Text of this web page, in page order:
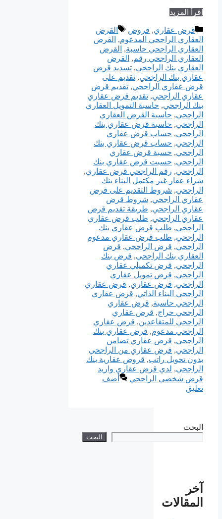
إقرأ المزيد
التصنيفات
قرض عقاري, قروض الوسوم
القرض
العقاري الراجحي المدعوم, القرض
العقاري الراجحي حاسبة, القرض
العقاري الراجحي رقم, القرض
العقاري بنك الراجحي, تسديد قرض
عقاري بنك الراجحي, تقديم على
قرض عقاري الراجحي, تقديم قرض
عقاري الراجحي, تقديم قرض عقاري
بنك الراجحي, حاسبة التمويل العقاري
الراجحي, حاسبة القرض العقاري
الراجحي, حاسبة قرض عقاري بنك
الراجحي, حساب قرض عقاري
الراجحي, حساب قرض عقاري بنك
الراجحي, حسبة قرض عقاري
الراجحي, حسبت قرض عقاري بنك
الراجحي, رقم الراجحي قرض عقاري,
شراء عقار غير مكتمل البناء بنك
الراجحي, شروط التقديم على قرض
عقاري الراجحي, شروط قرض
عقاري الراجحي, طريقة تقديم قرض
عقاري الراجحي, طلب قرض عقاري
الراجحي, طلب قرض عقاري بنك
الراجحي, طلب قرض عقاري مدعوم
الراجحي, قرض الراجحي, قرض
العقاري بنك الراجحي, قرض بنك
الراجحي, قرض تكميلي عقاري
الراجحي, قرض تمويل عقاري
الراجحي, قرض عقاري, قرض عقاري
الراجحي البناء الذاتي, قرض عقاري
الراجحي حاسبة, قرض عقاري
الراجحي حراج, قرض عقاري
الراجحي للمتقاعدين, قرض عقاري
الراجحي مدعوم, قرض عقاري بنك
الراجحي, قرض عقاري تضامن
الراجحي, قرض عقاري من الراجحي
بدون تحويل راتب, قروض عقارية بنك
الراجحي, لدي قرض عقاري واريد
قرض شخصي الراجحي
أضف
تعليق
البحث
البحث
آخر
المقالات